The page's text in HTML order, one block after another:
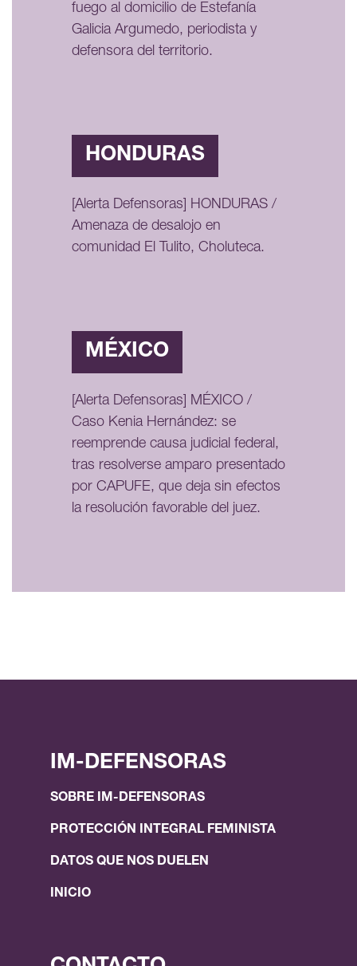
fuego al domicilio de Estefanía
Galicia Argumedo, periodista y
defensora del territorio.
HONDURAS
[Alerta Defensoras] HONDURAS /
Amenaza de desalojo en
comunidad El Tulito, Choluteca.
MÉXICO
[Alerta Defensoras] MÉXICO /
Caso Kenia Hernández: se
reemprende causa judicial federal,
tras resolverse amparo presentado
por CAPUFE, que deja sin efectos
la resolución favorable del juez.
IM-DEFENSORAS
SOBRE IM-DEFENSORAS
PROTECCIÓN INTEGRAL FEMINISTA
DATOS QUE NOS DUELEN
INICIO